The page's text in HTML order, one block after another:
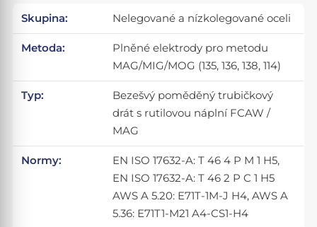
Skupina: Nelegované a nízkolegované oceli
Metoda:
Plněné elektrody pro metodu
MAG/MIG/MOG (135, 136, 138, 114)
Typ:
Bezešvý poměděný trubičkový
drát s rutilovou náplní FCAW /
MAG
Normy:
EN ISO 17632-A: T 46 4 P M 1 H5,
EN ISO 17632-A: T 46 2 P C 1 H5
AWS A 5.20: E71T-1M-J H4, AWS A
5.36: E71T1-M21 A4-CS1-H4